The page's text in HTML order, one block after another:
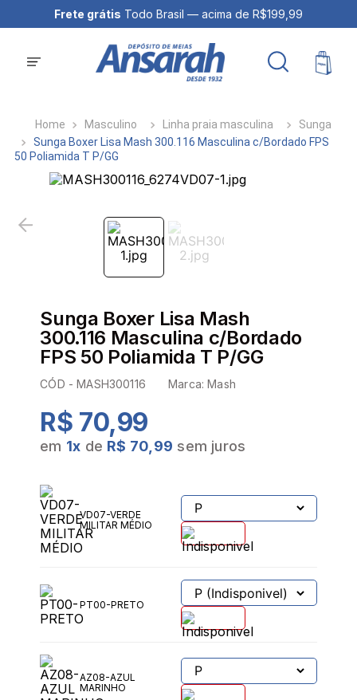
Frete grátis Todo Brasil — acima de R$199,99
Masculino Linha praia masculina
Sunga
Sunga Boxer Lisa Mash 300.116 Masculina c/Bordado FPS
50 Poliamida T P/GG
Sunga Boxer Lisa Mash
300.116 Masculina c/Bordado
FPS 50 Poliamida T P/GG
CÓD -MASH300116 Marca:Mash
R$ 70,99
em 1x de R$ 70,99 sem juros
VD07-VERDE
MILITAR MÉDIO
PT00-PRETO
AZ08-AZUL
MARINHO